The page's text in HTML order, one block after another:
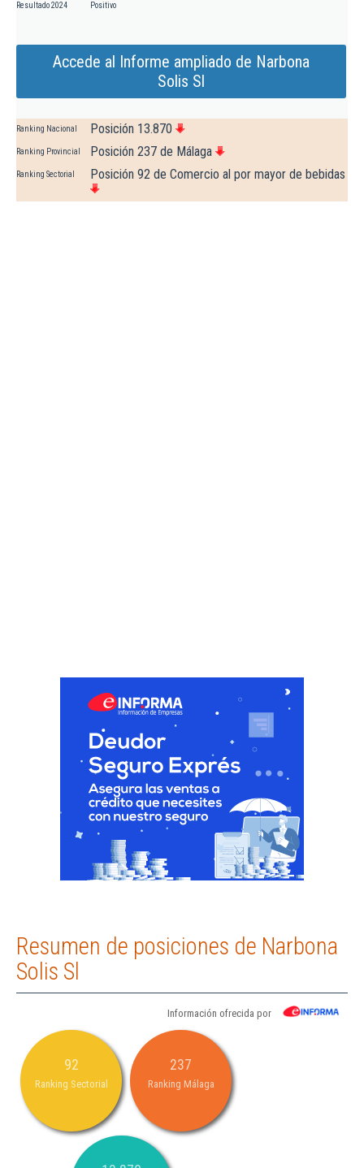
Resultado 2024 Positivo
Accede al Informe ampliado de Narbona
Solis Sl
Ranking Nacional Posición 13.870
Ranking Provincial Posición 237 de Málaga
Ranking Sectorial Posición 92 de Comercio al por mayor de bebidas
Resumen de posiciones de Narbona
Solis Sl
Información ofrecida por
92
Ranking Sectorial
237
Ranking Málaga